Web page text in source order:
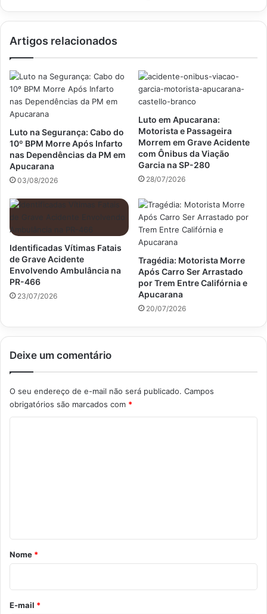
Artigos relacionados
Luto na Segurança: Cabo do
10º BPM Morre Após Infarto
nas Dependências da PM em
Apucarana
03/08/2026
Luto em Apucarana:
Motorista e Passageira
Morrem em Grave Acidente
com Ônibus da Viação
Garcia na SP-280
28/07/2026
Identificadas Vítimas Fatais
de Grave Acidente
Envolvendo Ambulância na
PR-466
23/07/2026
Tragédia: Motorista Morre
Após Carro Ser Arrastado
por Trem Entre Califórnia e
Apucarana
20/07/2026
Deixe um comentário
O seu endereço de e-mail não será publicado. Campos
obrigatórios são marcados com *
r
o
*
Nome *
E-mail *